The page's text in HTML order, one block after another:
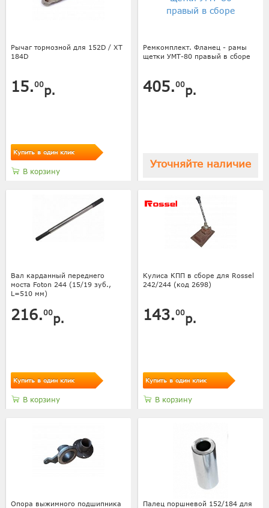
Рычаг тормозной для 152D / XT
184D
15.00р.
Купить в один клик
В корзину
Ремкомплект. Фланец - рамы
щетки УМТ-80 правый в сборе
405.00р.
Уточняйте наличие
Вал карданный переднего
моста Foton 244 (15/19 зуб.,
L=510 мм)
216.00р.
Купить в один клик
В корзину
Кулиса КПП в сборе для Rossel
242/244 (код 2698)
143.00р.
Купить в один клик
В корзину
Опора выжимного подшипника
Палец поршневой 152/184 для